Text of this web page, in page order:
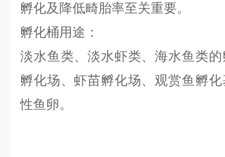
孵化及降低畸胎率至关重要。
孵化桶用途：
淡水鱼类、淡水虾类、海水鱼类
孵化场、虾苗孵化场、观赏鱼孵
性鱼卵。